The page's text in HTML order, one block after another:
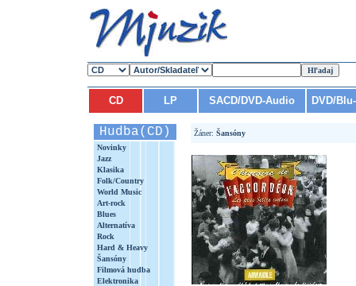
CD LP SACD/DVD-Audio DVD/
Hudba(CD)
Novinky
Jazz
Klasika
Folk/Country
World Music
Art-rock
Blues
Alternatíva
Rock
Hard & Heavy
Šansóny
Filmová hudba
Elektronika
Žáner: Šansóny